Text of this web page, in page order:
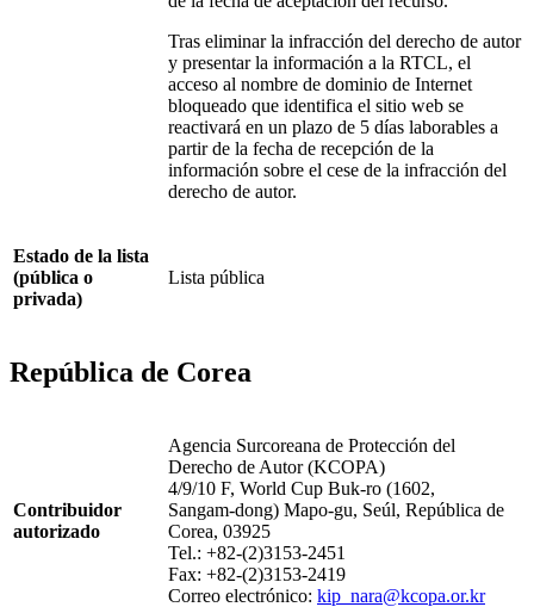
Tras eliminar la infracción del derecho de autor
y presentar la información a la RTCL, el
acceso al nombre de dominio de Internet
bloqueado que identifica el sitio web se
reactivará en un plazo de 5 días laborables a
partir de la fecha de recepción de la
información sobre el cese de la infracción del
derecho de autor.
Estado de la lista
(pública o
privada)
Lista pública
República de Corea
Contribuidor
autorizado
Agencia Surcoreana de Protección del
Derecho de Autor (KCOPA)
4/9/10 F, World Cup Buk-ro (1602,
Sangam‑dong) Mapo-gu, Seúl, República de
Corea, 03925
Tel.: +82-(2)3153-2451
Fax: +82-(2)3153-2419
Correo electrónico: kip_nara@kcopa.or.kr